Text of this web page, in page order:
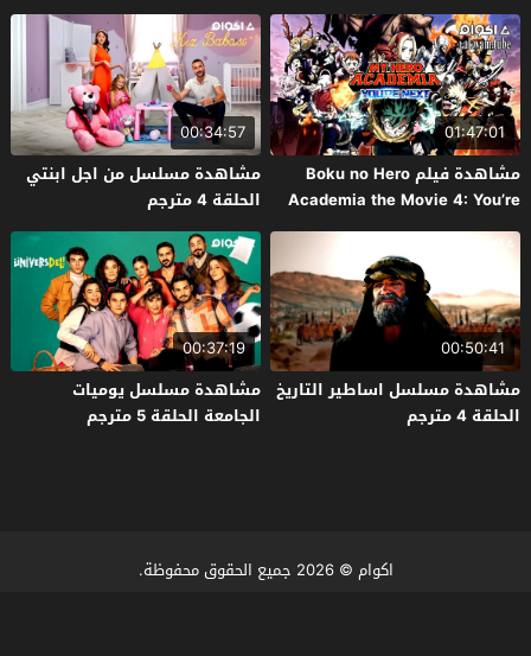
01:47:01
مشاهدة فيلم Boku no Hero
Academia the Movie 4: You’re
Next 2024 مترجم
00:34:57
مشاهدة مسلسل من اجل ابنتي
الحلقة 4 مترجم
00:50:41
مشاهدة مسلسل اساطير التاريخ
الحلقة 4 مترجم
00:37:19
مشاهدة مسلسل يوميات
الجامعة الحلقة 5 مترجم
اكوام © 2026 جميع الحقوق محفوظة.